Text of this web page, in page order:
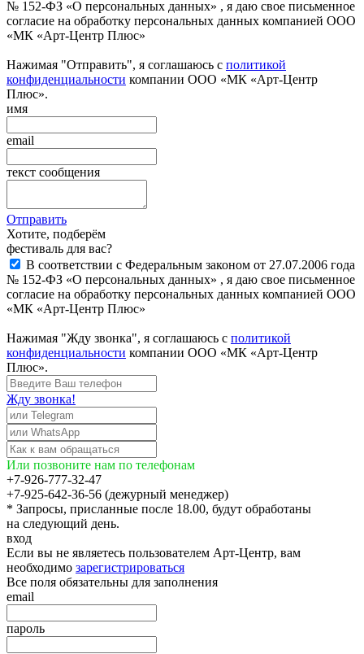
№ 152-ФЗ «О персональных данных» , я даю свое письменное
согласие на обработку персональных данных компанией ООО
«МК «Арт-Центр Плюс»
Нажимая "Отправить", я соглашаюсь с политикой
конфиденциальности компании ООО «МК «Арт-Центр
Плюс».
имя
email
текст сообщения
Отправить
Хотите, подберём
фестиваль для вас?
В соответствии с Федеральным законом от 27.07.2006 года
№ 152-ФЗ «О персональных данных» , я даю свое письменное
согласие на обработку персональных данных компанией ООО
«МК «Арт-Центр Плюс»
Нажимая "Жду звонка", я соглашаюсь с политикой
конфиденциальности компании ООО «МК «Арт-Центр
Плюс».
Жду звонка!
Или позвоните нам по телефонам
+7-926-777-32-47
+7-925-642-36-56 (дежурный менеджер)
* Запросы, присланные после 18.00, будут обработаны
на следующий день.
вход
Если вы не являетесь пользователем Арт-Центр, вам
необходимо зарегистрироваться
Все поля обязательны для заполнения
email
пароль